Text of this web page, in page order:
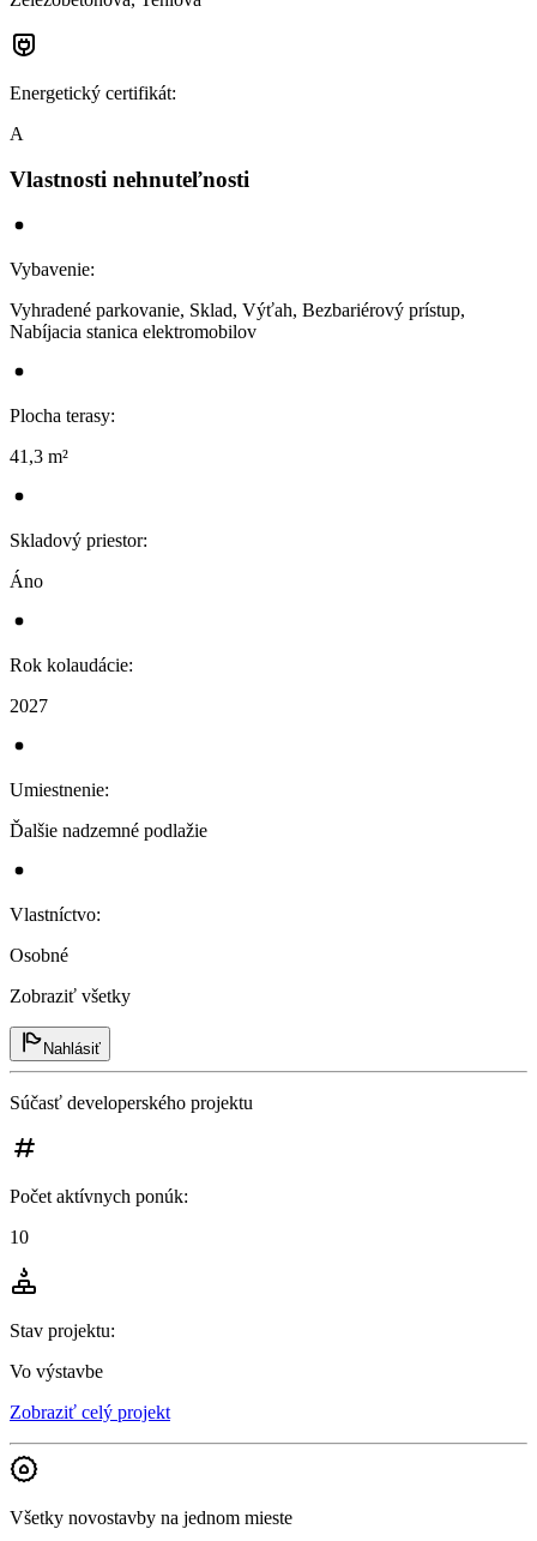
Energetický certifikát:
A
Vlastnosti nehnuteľnosti
Vybavenie:
Vyhradené parkovanie, Sklad, Výťah, Bezbariérový prístup,
Nabíjacia stanica elektromobilov
Plocha terasy:
41,3 m²
Skladový priestor:
Áno
Rok kolaudácie:
2027
Umiestnenie:
Ďalšie nadzemné podlažie
Vlastníctvo:
Osobné
Zobraziť všetky
Nahlásiť
Súčasť developerského projektu
Počet aktívnych ponúk:
10
Stav projektu:
Vo výstavbe
Zobraziť celý projekt
Všetky novostavby na jednom mieste